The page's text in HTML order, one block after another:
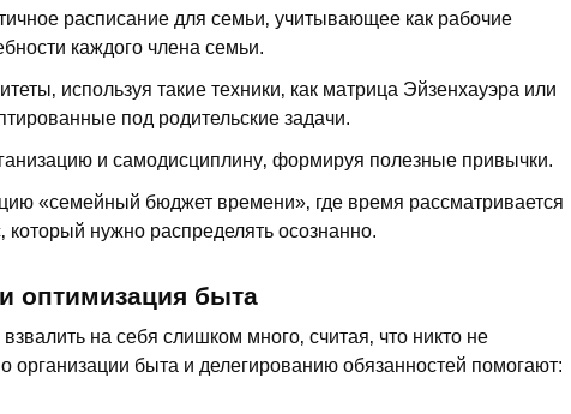
расписание для семьи‚ учитывающее как рабочие
каждого члена семьи.
используя такие техники‚ как матрица Эйзенхауэра или
под родительские задачи.
и самодисциплину‚ формируя полезные привычки.
«семейный бюджет времени»‚ где время рассматривается
который нужно распределять осознанно.
оптимизация быта
на себя слишком много‚ считая‚ что никто не
организации быта и делегированию обязанностей помогают: